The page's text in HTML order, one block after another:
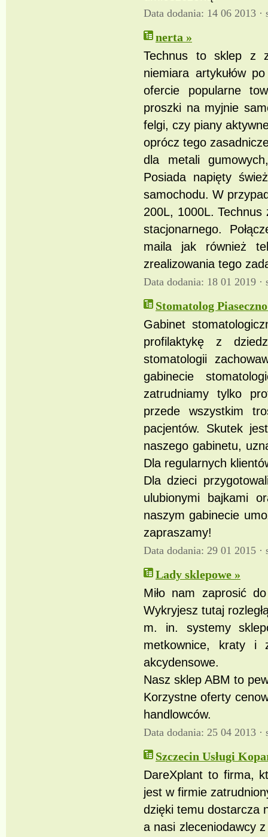
Data dodania: 14 06 2013 ·
nerta »
Technus to sklep z
niemiara artykułów
ofercie popularne
proszki na myjnie
felgi, czy piany
oprócz tego
dla metali
Posiada napięty
samochodu. W
200L, 1000L.
stacjonarnego.
maila jak również
zrealizowania tego
Data dodania: 18 01 2019 ·
Stomatolog
Gabinet
profilaktykę z
stomatologii
gabinecie
zatrudniamy tylko
przede wszystkim
pacjentów. Skutek
naszego gabinetu,
Dla regularnych
Dla dzieci
ulubionymi bajkami
naszym gabinecie
zapraszamy!
Data dodania: 29 01 2015 ·
Lady sklepowe »
Miło nam zaprosić
Wykryjesz tutaj
m. in. systemy
metkownice, kraty i
akcydensowe.
Nasz sklep ABM to
Korzystne oferty
handlowców.
Data dodania: 25 04 2013 ·
Szczecin Usługi
DareXplant to firma,
jest w firmie
dzięki temu dostarcza
a nasi zleceniodawcy